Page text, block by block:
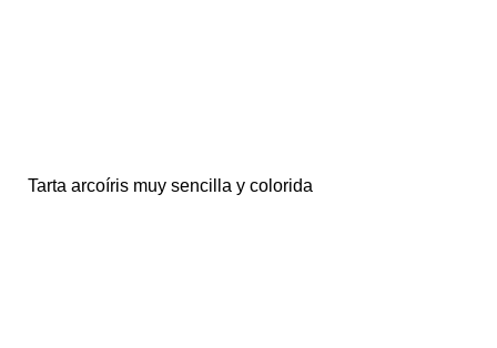
Tarta arcoíris muy sencilla y colorida